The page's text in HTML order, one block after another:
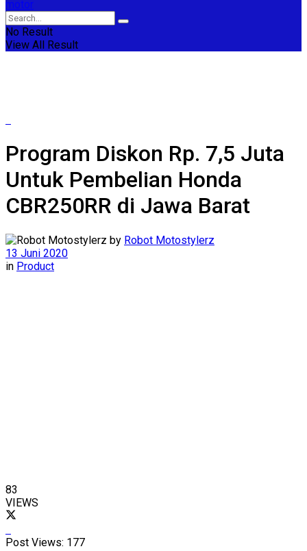
No Result
View All Result
Program Diskon Rp. 7,5 Juta
Untuk Pembelian Honda
CBR250RR di Jawa Barat
by Robot Motostylerz
13 Juni 2020
in Product
83
VIEWS
Post Views: 177